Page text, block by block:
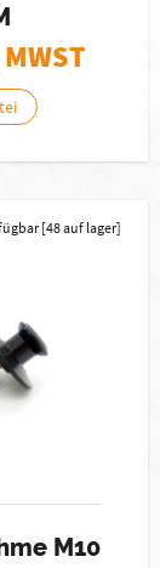
[48 auf lager]
M10